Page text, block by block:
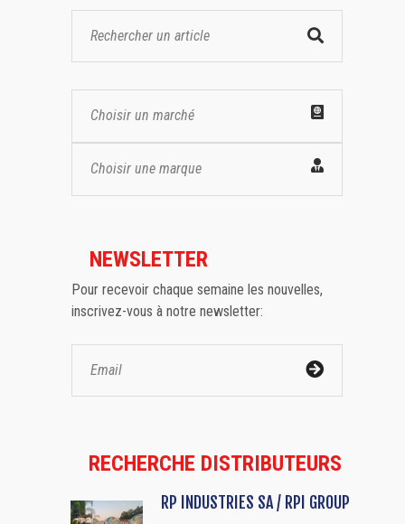
Choisir un marché
Choisir une marque
NEWSLETTER
Pour recevoir chaque semaine les nouvelles,
inscrivez-vous à notre newsletter:
RECHERCHE DISTRIBUTEURS
RP INDUSTRIES SA / RPI GROUP